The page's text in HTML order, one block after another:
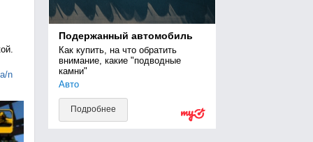
n
Подержанный автомобиль
Как купить, на что обратить
внимание, какие "подводные
камни"
Авто
Подробнее